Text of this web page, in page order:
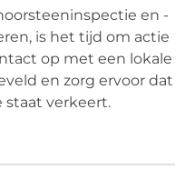
en -
is het tijd om actie
op met een lokale
en zorg ervoor dat
staat verkeert.